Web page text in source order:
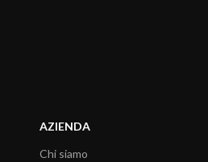
AZIENDA
Chi siamo